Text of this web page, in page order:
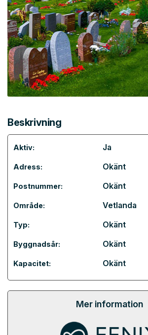
Beskrivning
Aktiv: Ja
Adress: Okänt
Postnummer: Okänt
Område: Vetlanda
Typ: Okänt
Byggnadsår: Okänt
Kapacitet: Okänt
Mer information